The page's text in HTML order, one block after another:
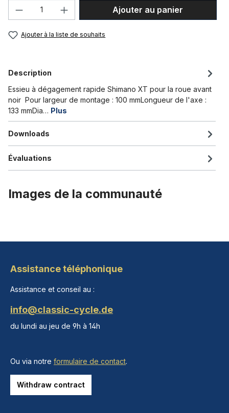
Quantité de produit : Entrez la
Ajouter au panier
Ajouter à la liste de souhaits
Description
Essieu à dégagement rapide Shimano XT pour la roue avant
noir Pour largeur de montage : 100 mmLongueur de l'axe :
133 mmDia… Plus
Downloads
Évaluations
Images de la communauté
Assistance téléphonique
Assistance et conseil au :
info@classic-cycle.de
du lundi au jeu de 9h à 14h
Ou via notre formulaire de contact.
Withdraw contract